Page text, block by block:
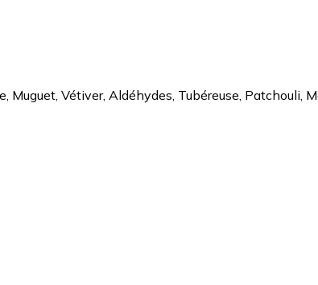
Vétiver, Aldéhydes, Tubéreuse, Patchouli,